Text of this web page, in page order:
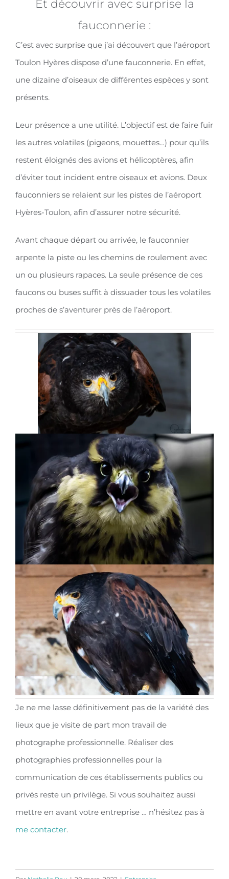
Et découvrir avec surprise la
fauconnerie :
C’est avec surprise que j’ai découvert que l’aéroport
Toulon Hyères dispose d’une fauconnerie. En effet,
une dizaine d’oiseaux de différentes espèces y sont
présents.
Leur présence a une utilité. L’objectif est de faire fuir
les autres volatiles (pigeons, mouettes…) pour qu’ils
restent éloignés des avions et hélicoptères, afin
d’éviter tout incident entre oiseaux et avions. Deux
fauconniers se relaient sur les pistes de l’aéroport
Hyères-Toulon, afin d’assurer notre sécurité.
Avant chaque départ ou arrivée, le fauconnier
arpente la piste ou les chemins de roulement avec
un ou plusieurs rapaces. La seule présence de ces
faucons ou buses suffit à dissuader tous les volatiles
proches de s’aventurer près de l’aéroport.
Je ne me lasse définitivement pas de la variété des
lieux que je visite de part mon travail de
photographe professionnelle. Réaliser des
photographies professionnelles pour la
communication de ces établissements publics ou
privés reste un privilège. Si vous souhaitez aussi
mettre en avant votre entreprise … n’hésitez pas à
me contacter.